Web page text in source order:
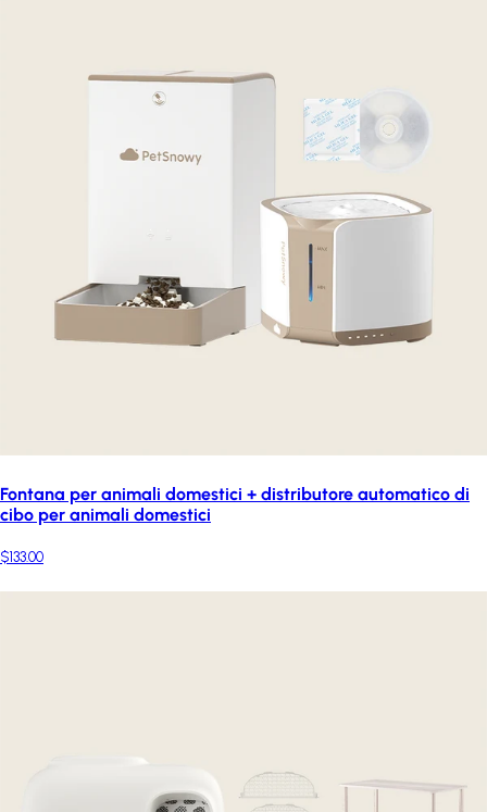
Fontana per animali domestici + distributore automatico di
cibo per animali domestici
$133.00